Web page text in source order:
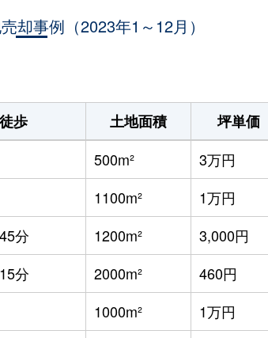
却事例（2023年1～12月）
歩 土地面積 坪単価
500m² 3万円
1100m² 1万円
分 1200m² 3,000円
分 2000m² 460円
1000m² 1万円